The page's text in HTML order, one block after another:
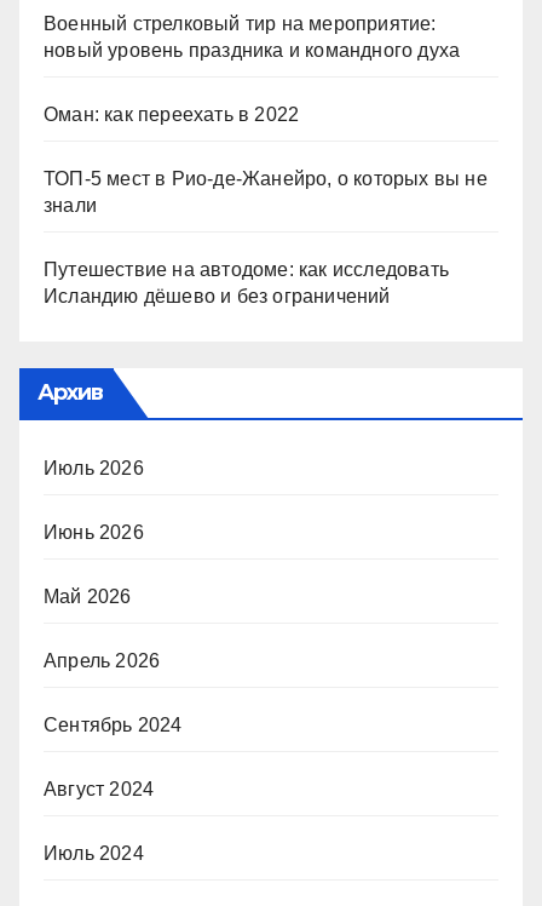
Военный стрелковый тир на мероприятие:
новый уровень праздника и командного духа
Оман: как переехать в 2022
ТОП-5 мест в Рио-де-Жанейро, о которых вы не
знали
Путешествие на автодоме: как исследовать
Исландию дёшево и без ограничений
Архив
Июль 2026
Июнь 2026
Май 2026
Апрель 2026
Сентябрь 2024
Август 2024
Июль 2024